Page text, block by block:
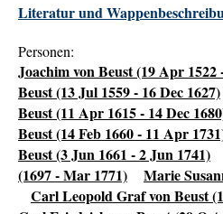
Literatur und
Personen:
Joachim von Beust (19 Apr 1522
Beust (13 Jul 1559 - 16 Dec 1627)
Beust (11 Apr 1615 - 14 Dec
Beust (14 Feb 1660 - 11 Apr
Beust (3 Jun 1661 - 2 Jun 1741)
(1697 - Mar 1771)
Marie
Carl Leopold Graf von Beust